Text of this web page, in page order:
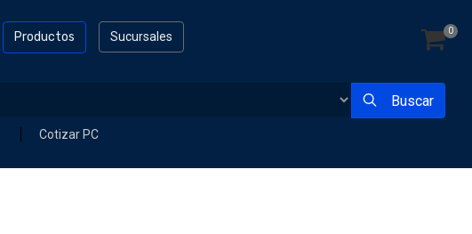
Sucursales
Productos 0
Buscar
Cotizar PC